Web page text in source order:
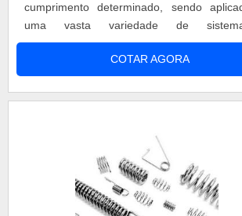
cumprimento determinado, sendo
uma vasta variedade de
equipamentos. Os ganchos das molas de tração
tem diversos formatos e ficam
sua extremidade e são
COTAR AGORA